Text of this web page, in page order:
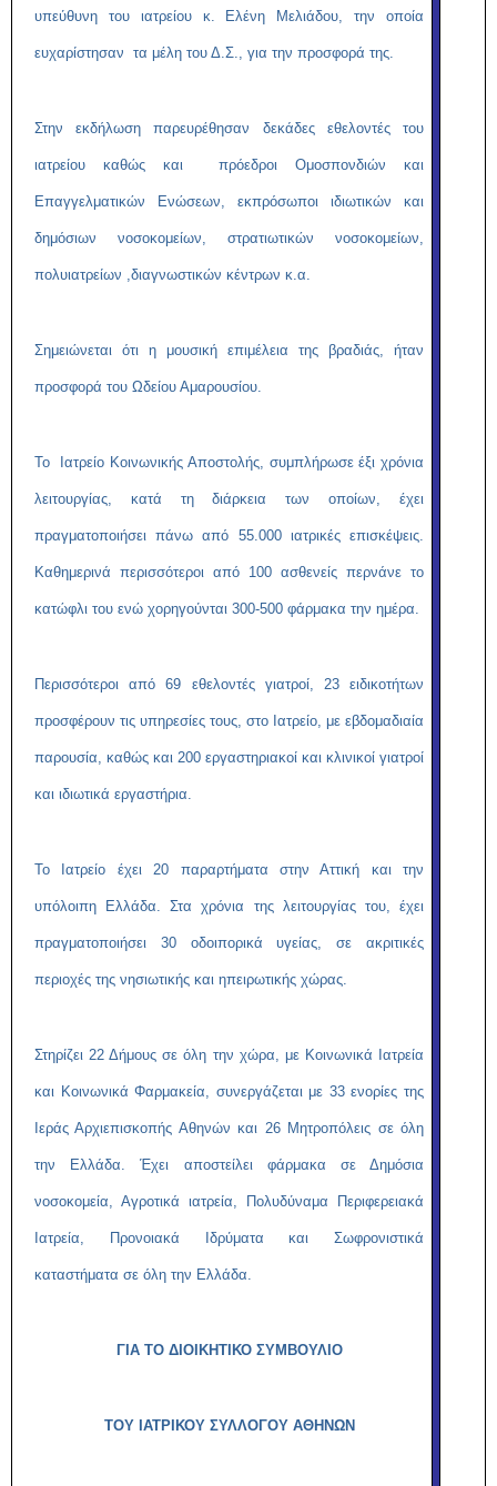
υπεύθυνη του ιατρείου κ. Ελένη Μελιάδου, την οποία
ευχαρίστησαν τα μέλη του Δ.Σ., για την προσφορά της.
Στην εκδήλωση παρευρέθησαν δεκάδες εθελοντές του
ιατρείου καθώς και πρόεδροι Ομοσπονδιών και
Επαγγελματικών Ενώσεων, εκπρόσωποι ιδιωτικών και
δημόσιων νοσοκομείων, στρατιωτικών νοσοκομείων,
πολυιατρείων ,διαγνωστικών κέντρων κ.α.
Σημειώνεται ότι η μουσική επιμέλεια της βραδιάς, ήταν
προσφορά του Ωδείου Αμαρουσίου.
Το Ιατρείο Κοινωνικής Αποστολής, συμπλήρωσε έξι χρόνια
λειτουργίας, κατά τη διάρκεια των οποίων, έχει
πραγματοποιήσει πάνω από 55.000 ιατρικές επισκέψεις.
Καθημερινά περισσότεροι από 100 ασθενείς περνάνε το
κατώφλι του ενώ χορηγούνται 300-500 φάρμακα την ημέρα.
Περισσότεροι από 69 εθελοντές γιατροί, 23 ειδικοτήτων
προσφέρουν τις υπηρεσίες τους, στο Ιατρείο, με εβδομαδιαία
παρουσία, καθώς και 200 εργαστηριακοί και κλινικοί γιατροί
και ιδιωτικά εργαστήρια.
Το Ιατρείο έχει 20 παραρτήματα στην Αττική και την
υπόλοιπη Ελλάδα. Στα χρόνια της λειτουργίας του, έχει
πραγματοποιήσει 30 οδοιπορικά υγείας, σε ακριτικές
περιοχές της νησιωτικής και ηπειρωτικής χώρας.
Στηρίζει 22 Δήμους σε όλη την χώρα, με Κοινωνικά Ιατρεία
και Κοινωνικά Φαρμακεία, συνεργάζεται με 33 ενορίες της
Ιεράς Αρχιεπισκοπής Αθηνών και 26 Μητροπόλεις σε όλη
την Ελλάδα. Έχει αποστείλει φάρμακα σε Δημόσια
νοσοκομεία, Αγροτικά ιατρεία, Πολυδύναμα Περιφερειακά
Ιατρεία, Προνοιακά Ιδρύματα και Σωφρονιστικά
καταστήματα σε όλη την Ελλάδα.
ΓΙΑ ΤΟ ΔΙΟΙΚΗΤΙΚΟ ΣΥΜΒΟΥΛΙΟ
ΤΟΥ ΙΑΤΡΙΚΟΥ ΣΥΛΛΟΓΟΥ ΑΘΗΝΩΝ